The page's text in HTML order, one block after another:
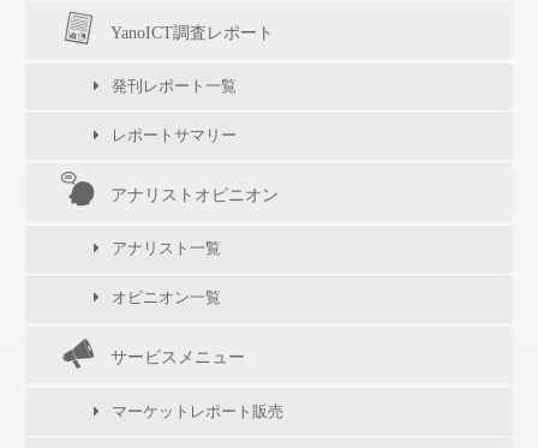
YanoICT調査レポート
発刊レポート一覧
レポートサマリー
アナリストオピニオン
アナリスト一覧
オピニオン一覧
サービスメニュー
マーケットレポート販売